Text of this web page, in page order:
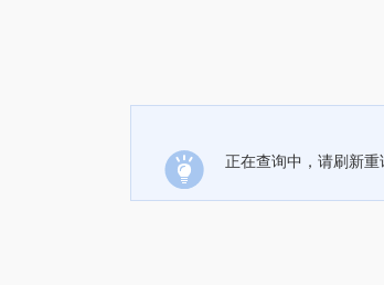
正在查询中，请刷新重